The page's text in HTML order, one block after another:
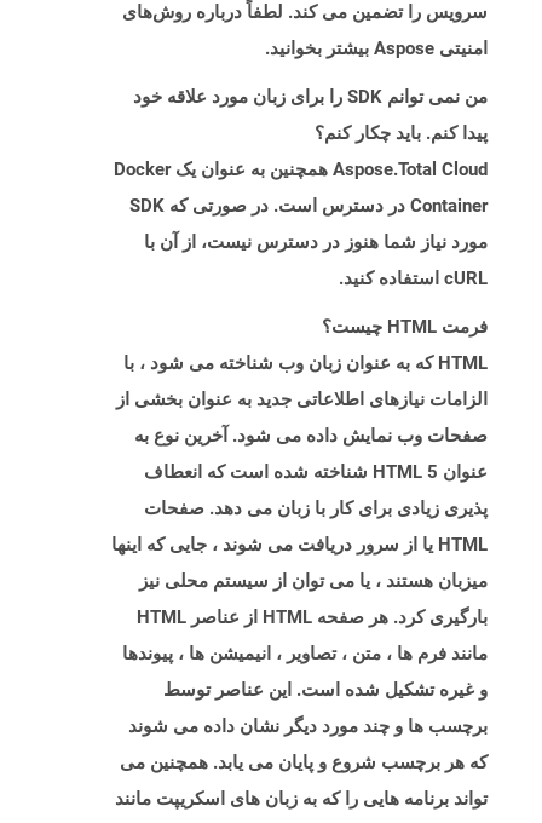
سرویس را تضمین می کند. لطفاً درباره روش‌های
امنیتی Aspose بیشتر بخوانید.
من نمی توانم SDK را برای زبان مورد علاقه خود
پیدا کنم. باید چکار کنم؟
Aspose.Total Cloud همچنین به عنوان یک Docker
Container در دسترس است. در صورتی که SDK
مورد نیاز شما هنوز در دسترس نیست، از آن با
cURL استفاده کنید.
فرمت HTML چیست؟
HTML که به عنوان زبان وب شناخته می شود ، با
الزامات نیازهای اطلاعاتی جدید به عنوان بخشی از
صفحات وب نمایش داده می شود. آخرین نوع به
عنوان HTML 5 شناخته شده است که انعطاف
پذیری زیادی برای کار با زبان می دهد. صفحات
HTML یا از سرور دریافت می شوند ، جایی که اینها
میزبان هستند ، یا می توان از سیستم محلی نیز
بارگیری کرد. هر صفحه HTML از عناصر HTML
مانند فرم ها ، متن ، تصاویر ، انیمیشن ها ، پیوندها
و غیره تشکیل شده است. این عناصر توسط
برچسب ها و چند مورد دیگر نشان داده می شوند
که هر برچسب شروع و پایان می یابد. همچنین می
تواند برنامه هایی را که به زبان های اسکریپت مانند